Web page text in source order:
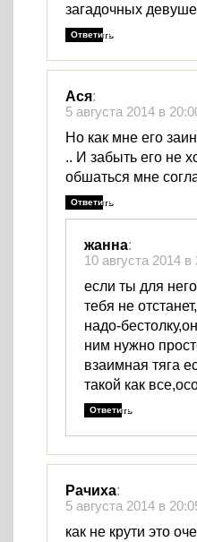
загадочных
Ответить
Ася:
5 августа 2014 в
Но как мне его
.. И забыть его не
обшаться мне
Ответить
жанна:
10 августа 2014 в
если ты для
тебя не
надо-
ним нужно
взаимная тяга
такой как
Ответить
Рачиха:
5 августа 2014 в
как не крути это